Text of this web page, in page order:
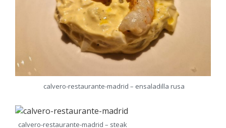
calvero-restaurante-madrid – ensaladilla rusa
calvero-restaurante-madrid – steak